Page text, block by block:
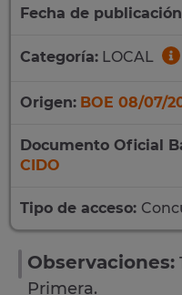
Fecha de
Categoría: LOCAL
Origen: BOE 08/07/
Documento Oficial
CIDO
Tipo de acceso:
Observaciones:
Primera.